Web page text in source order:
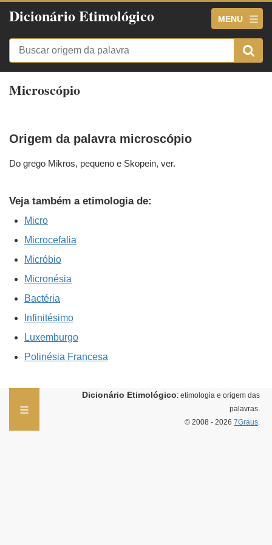
Dicionário Etimológico MENU
Microscópio
Origem da palavra microscópio
Do grego Mikros, pequeno e Skopein, ver.
Veja também a etimologia de:
Micro
Microcefalia
Micróbio
Micronésia
Bactéria
Infinitésimo
Luxemburgo
Polinésia Francesa
Dicionário Etimológico: etimologia e origem das
palavras.
© 2008 - 2026 7Graus.